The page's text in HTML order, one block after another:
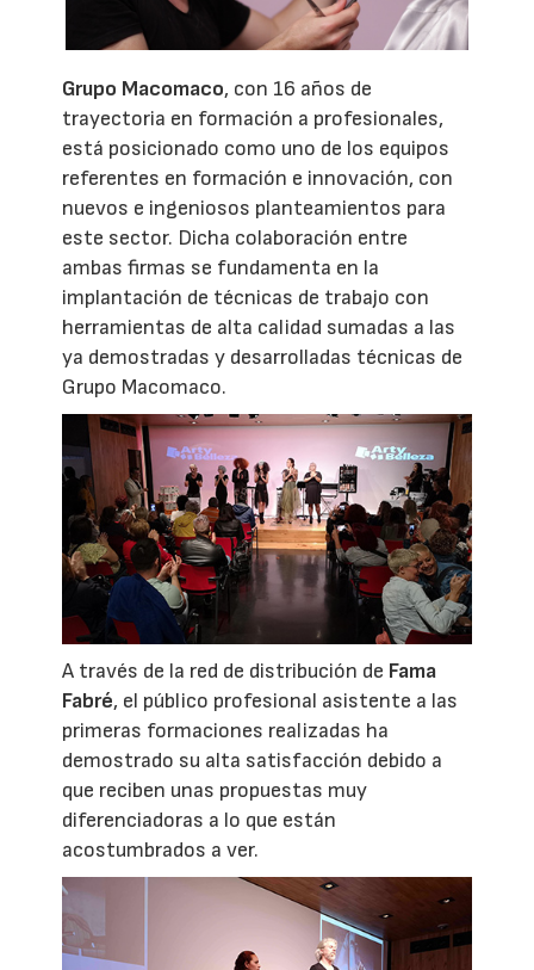
Grupo Macomaco, con 16 años de
trayectoria en formación a profesionales,
está posicionado como uno de los equipos
referentes en formación e innovación, con
nuevos e ingeniosos planteamientos para
este sector. Dicha colaboración entre
ambas firmas se fundamenta en la
implantación de técnicas de trabajo con
herramientas de alta calidad sumadas a las
ya demostradas y desarrolladas técnicas de
Grupo Macomaco.
A través de la red de distribución de Fama
Fabré, el público profesional asistente a las
primeras formaciones realizadas ha
demostrado su alta satisfacción debido a
que reciben unas propuestas muy
diferenciadoras a lo que están
acostumbrados a ver.